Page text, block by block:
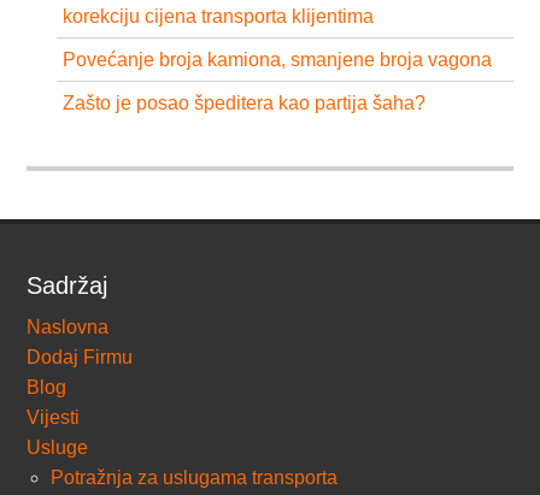
korekciju cijena transporta klijentima
Povećanje broja kamiona, smanjene broja vagona
Zašto je posao špeditera kao partija šaha?
Sadržaj
Naslovna
Dodaj Firmu
Blog
Vijesti
Usluge
Potražnja za uslugama transporta